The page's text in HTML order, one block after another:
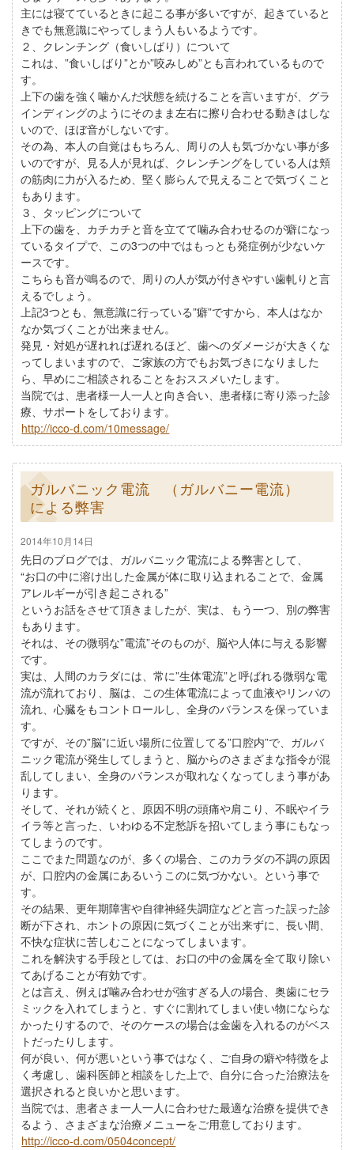
主には寝てているときに起こる事が多いですが、起きていると
きでも無意識にやってしまう人もいるようです。
２、クレンチング（食いしばり）について
これは、”食いしばり”とか”咬みしめ”とも言われているもので
す。
上下の歯を強く噛かんだ状態を続けることを言いますが、グラ
インディングのようにそのまま左右に擦り合わせる動きはしな
いので、ほぼ音がしないです。
その為、本人の自覚はもちろん、周りの人も気づかない事が多
いのですが、見る人が見れば、クレンチングをしている人は頬
の筋肉に力が入るため、堅く膨らんで見えることで気づくこと
もあります。
３、タッピングについて
上下の歯を、カチカチと音を立てて噛み合わせるのが癖になっ
ているタイプで、この3つの中ではもっとも発症例が少ないケ
ースです。
こちらも音が鳴るので、周りの人が気が付きやすい歯軋りと言
えるでしょう。
上記3つとも、無意識に行っている”癖”ですから、本人はなか
なか気づくことが出来ません。
発見・対処が遅れれば遅れるほど、歯へのダメージが大きくな
ってしまいますので、ご家族の方でもお気づきになりました
ら、早めにご相談されることをおススメいたします。
当院では、患者様一人一人と向き合い、患者様に寄り添った診
療、サポートをしております。
http://icco-d.com/10message/
ガルバニック電流 （ガルバニー電流）
による弊害
2014年10月14日
先日のブログでは、ガルバニック電流による弊害として、
“お口の中に溶け出した金属が体に取り込まれることで、金属
アレルギーが引き起こされる”
というお話をさせて頂きましたが、実は、もう一つ、別の弊害
もあります。
それは、その微弱な”電流”そのものが、脳や人体に与える影響
です。
実は、人間のカラダには、常に”生体電流”と呼ばれる微弱な電
流が流れており、脳は、この生体電流によって血液やリンパの
流れ、心臓をもコントロールし、全身のバランスを保っていま
す。
ですが、その”脳”に近い場所に位置してる”口腔内”で、ガルバ
ニック電流が発生してしまうと、脳からのさまざまな指令が混
乱してしまい、全身のバランスが取れなくなってしまう事があ
ります。
そして、それが続くと、原因不明の頭痛や肩こり、不眠やイラ
イラ等と言った、いわゆる不定愁訴を招いてしまう事にもなっ
てしまうのです。
ここでまた問題なのが、多くの場合、このカラダの不調の原因
が、口腔内の金属にあるいうこのに気づかない。という事で
す。
その結果、更年期障害や自律神経失調症などと言った誤った診
断が下され、ホントの原因に気づくことが出来ずに、長い間、
不快な症状に苦しむことになってしまいます。
これを解決する手段としては、お口の中の金属を全て取り除い
てあげることが有効です。
とは言え、例えば噛み合わせが強すぎる人の場合、奥歯にセラ
ミックを入れてしまうと、すぐに割れてしまい使い物にならな
かったりするので、そのケースの場合は金歯を入れるのがベス
トだったりします。
何が良い、何が悪いという事ではなく、ご自身の癖や特徴をよ
く考慮し、歯科医師と相談をした上で、自分に合った治療法を
選択されると良いかと思います。
当院では、患者さま一人一人に合わせた最適な治療を提供でき
るよう、さまざまな治療メニューをご用意しております。
http://icco-d.com/0504concept/